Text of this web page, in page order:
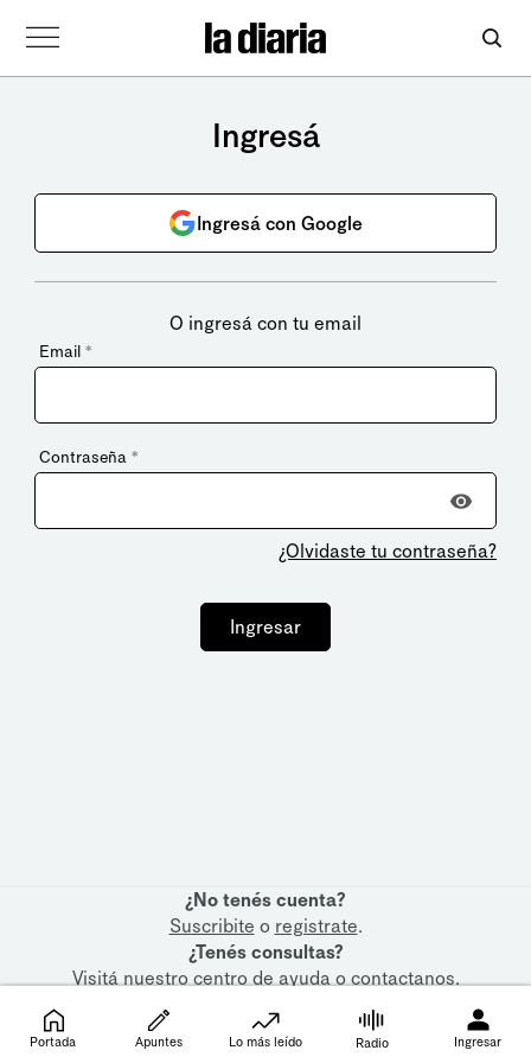
Ingresá
Ingresá con Google
O ingresá con tu email
Email *
Contraseña *
¿Olvidaste tu contraseña?
Ingresar
¿No tenés cuenta?
Suscribite o registrate.
¿Tenés consultas?
Visitá nuestrocentro de ayudaocontactanos.
Portada Apuntes Lo más leído Radio Ingresar